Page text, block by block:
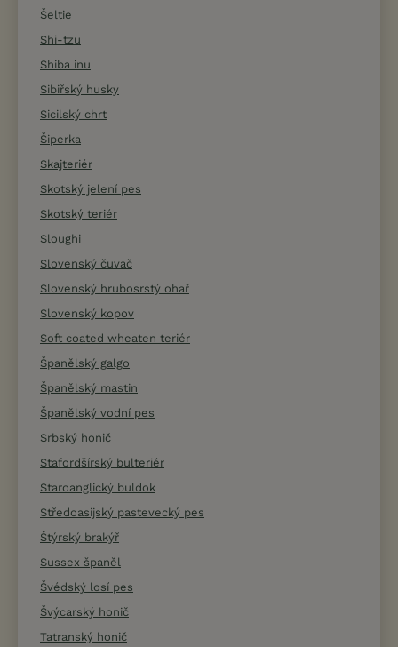
Šeltie
Shi-tzu
Shiba inu
Sibiřský husky
Sicilský chrt
Šiperka
Skajteriér
Skotský jelení pes
Skotský teriér
Sloughi
Slovenský čuvač
Slovenský hrubosrstý ohař
Slovenský kopov
Soft coated wheaten teriér
Španělský galgo
Španělský mastin
Španělský vodní pes
Srbský honič
Stafordšírský bulteriér
Staroanglický buldok
Středoasijský pastevecký pes
Štýrský brakýř
Sussex španěl
Švédský losí pes
Švýcarský honič
Tatranský honič